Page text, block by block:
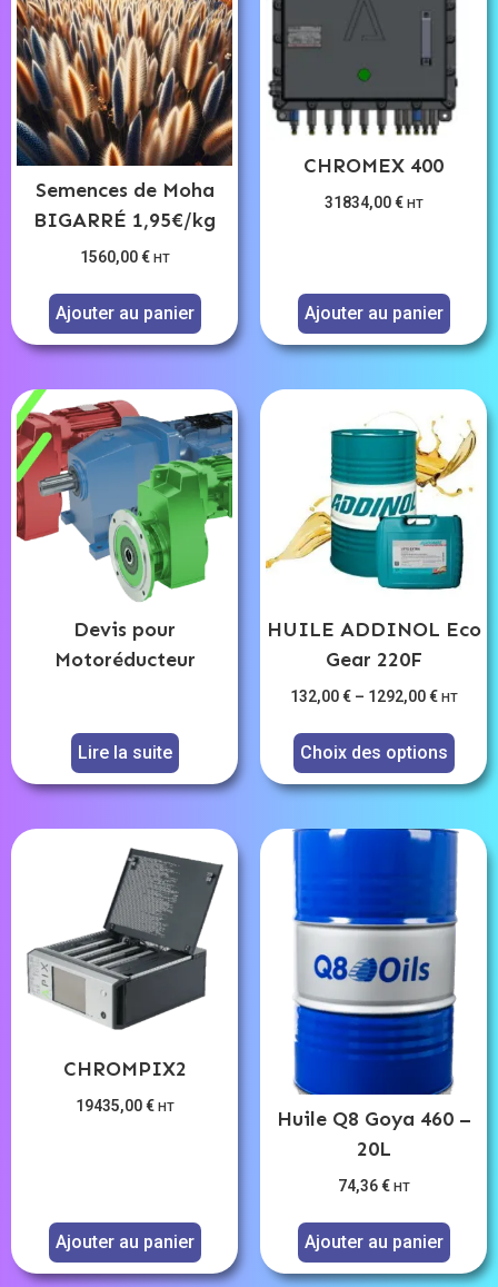
Semences de Moha
BIGARRÉ 1,95€/kg
1560,00€ HT
Ajouter au panier
CHROMEX 400
31834,00€ HT
Ajouter au panier
Devis pour
Motoréducteur
Lire la suite
HUILE ADDINOL Eco
Gear 220F
132,00€– 1292,00€ HT
Choix des options
CHROMPIX2
19435,00€ HT
Ajouter au panier
Huile Q8 Goya 460 –
20L
74,36€ HT
Ajouter au panier